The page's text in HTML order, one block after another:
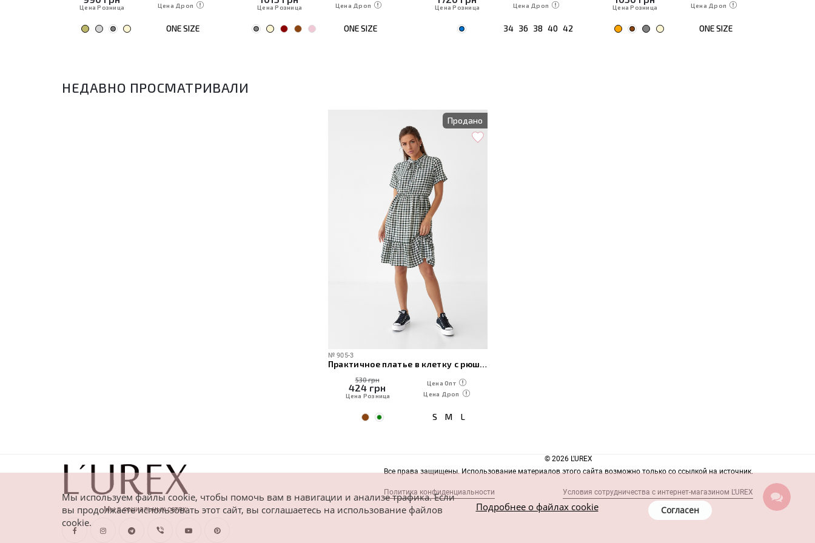
Цена Розница
Цена Дроп
ONE SIZE
Цена Розница
Цена Дроп
ONE SIZE
Цена Розница
Цена Дроп
34 36 38 40 42
Цена Розница
Цена Дроп
ONE SIZE
НЕДАВНО ПРОСМАТРИВАЛИ
Продано
№ 905-3
Практичное платье в клетку с рюшами
530 грн
424 грн
Цена Розница
Цена Опт
Цена Дроп
S M L
© 2026 L'UREX
Все права защищены. Использование материалов этого сайта возможно только со ссылкой на источник.
Политика конфиденциальности
Условия сотрудничества с интернет-магазином L'UREX
Мы в социальных сетях:
Мы используем файлы cookie, чтобы помочь вам в навигации и анализе трафика. Если
вы продолжаете использовать этот сайт, вы соглашаетесь на использование файлов
cookie.
Подробнее о файлах cookie Согласен